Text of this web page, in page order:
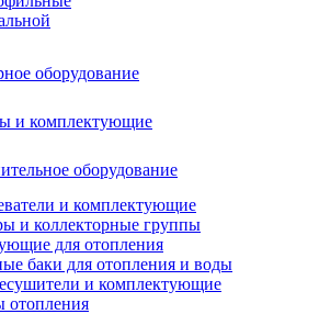
оборудование
и комплектующие
оборудование
и комплектующие
и коллекторные группы
для отопления
баки для отопления и воды
и комплектующие
отопления